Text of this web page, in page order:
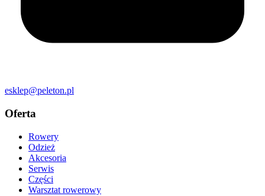
esklep@peleton.pl
Oferta
Rowery
Odzież
Akcesoria
Serwis
Części
Warsztat rowerowy